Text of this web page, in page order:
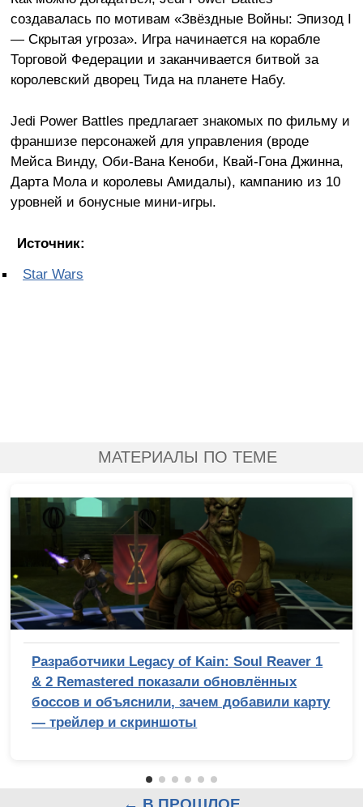
создавалась по мотивам «Звёздные Войны: Эпизод I
— Скрытая угроза». Игра начинается на корабле
Торговой Федерации и заканчивается битвой за
королевский дворец Тида на планете Набу.
Jedi Power Battles предлагает знакомых по фильму и
франшизе персонажей для управления (вроде
Мейса Винду, Оби-Вана Кеноби, Квай-Гона Джинна,
Дарта Мола и королевы Амидалы), кампанию из 10
уровней и бонусные мини-игры.
Источник:
Star Wars
МАТЕРИАЛЫ ПО ТЕМЕ
Разработчики Legacy of Kain: Soul Reaver 1
& 2 Remastered показали обновлённых
боссов и объяснили, зачем добавили карту
— трейлер и скриншоты